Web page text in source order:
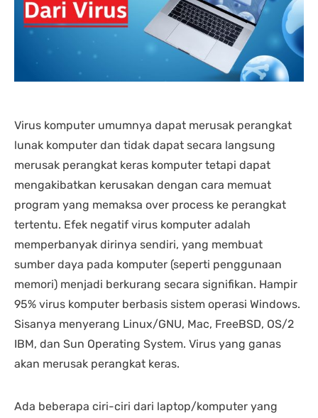
yang lain.
laptopnya banyak
banyak pilihan.
juga oke banget.
dipastikan terbaik
dibandingkan tempat lain...
salesnya juga friendly
banget... saya dilayani
dengan mbak kiki...
memuaskan sekali
CS
Virus komputer umumnya dapat merusak perangkat
lunak komputer dan tidak dapat secara langsung
merusak perangkat keras komputer tetapi dapat
mengakibatkan kerusakan dengan cara memuat
program yang memaksa over process ke perangkat
tertentu. Efek negatif virus komputer adalah
memperbanyak dirinya sendiri, yang membuat
sumber daya pada komputer (seperti penggunaan
memori) menjadi berkurang secara signifikan. Hampir
95% virus komputer berbasis sistem operasi Windows.
Sisanya menyerang Linux/GNU, Mac, FreeBSD, OS/2
IBM, dan Sun Operating System. Virus yang ganas
akan merusak perangkat keras.
Ada beberapa ciri-ciri dari laptop/komputer yang